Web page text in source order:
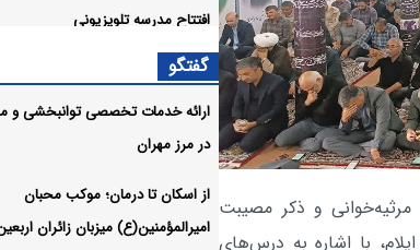
و ذکر مصیبت
با اشاره به درس‌های
افتتاح مدرسه تلویزیونی
ایلام: موج بازگشت زائران از مرز
دارد
ایلام: اینجا کسی برای دیده شدن کار
روایت خادمان گمنام اربعین
ایلام:
گفتگو
ارائه خدمات تخصصی توانبخشی و
در مرز مهران
از اسکان تا درمان؛ موکب محبان
امیرالمؤمنین(ع) میزبان زائران